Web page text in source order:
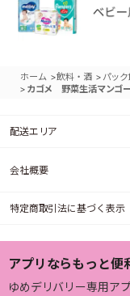
ホーム >飲料・酒 > パッ
> カゴメ 野菜生活マンゴ
配送エリア
会社概要
特定商取引法に基づく表示
アプリならもっと便
ゆめデリバリー専用アプ